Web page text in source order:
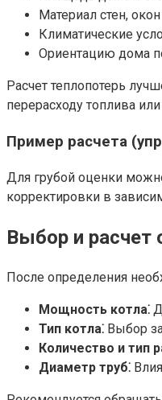
Материал стен,
Климатические
Ориентацию дома
Расчет теплопотерь
перерасходу топлива
Пример расчета
Для грубой оценки
корректировки в
Выбор и расчет
После определения
Мощность котла⁚
Тип котла⁚ Выбор
Количество и тип
Диаметр труб⁚